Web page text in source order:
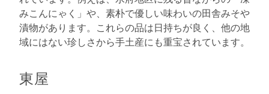
みこんにゃく」や、素朴で優しい味わいの田舎みそや
漬物があります。これらの品は日持ちが良く、他の地
域にはない珍しさから手土産にも重宝されています。
東屋